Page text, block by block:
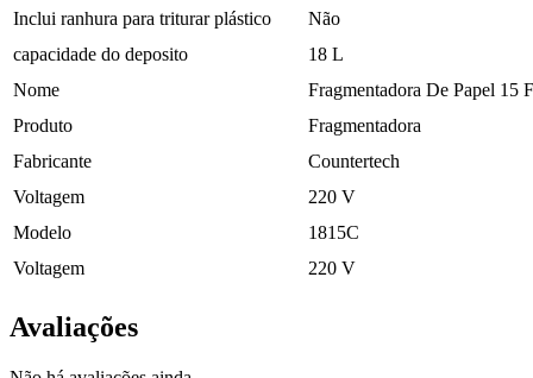
Inclui ranhura para triturar plástico
Não
capacidade do deposito
18 L
Nome
Fragmentadora De Papel 15
Produto
Fragmentadora
Fabricante
Countertech
Voltagem
220 V
Modelo
1815C
Voltagem
220 V
Avaliações